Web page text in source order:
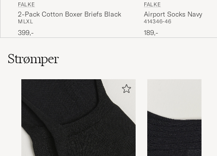
Bekväma och sitter uppe bra. Bra kvalitet.
Ett snabbt och enkelt sätt att få hem
favoritstrumporna!
KRISTIAN M KØBTE PÅ CAREOFCARL.SE
Mycket bekväm strumpa. Blandingen av ull
FALKE
2-Pack Cotton Boxer Briefs Black
M LXL
399,-
FALKE
Airport Socks Navy
414346-46
189,-
Strømper